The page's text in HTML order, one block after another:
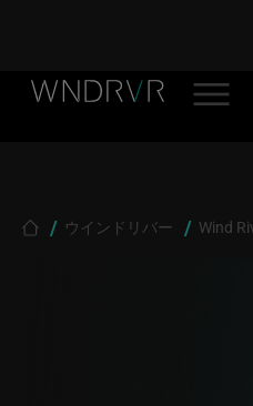
Skip to main content
Header Menu
Breadcrumb
ウインドリバー Wind